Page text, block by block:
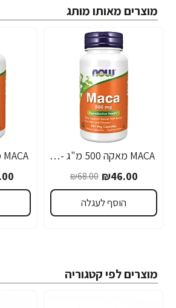
מוצרים מאותו מותג
-32%
MACA מאקה 500 מ"ג - 100 כמוסות - מבית NOW FOODS
₪46.00
₪68.00
הוסף לעגלה
-31%
מוצרים לפי קטגוריה